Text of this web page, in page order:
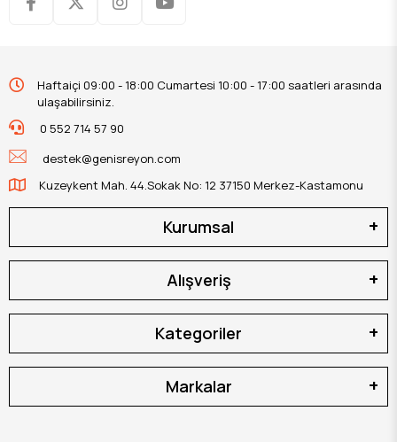
Haftaiçi 09:00 - 18:00 Cumartesi 10:00 - 17:00 saatleri arasında
ulaşabilirsiniz.
0 552 714 57 90
destek@genisreyon.com
Kuzeykent Mah. 44.Sokak No: 12 37150 Merkez-Kastamonu
Kurumsal
Alışveriş
Kategoriler
Markalar